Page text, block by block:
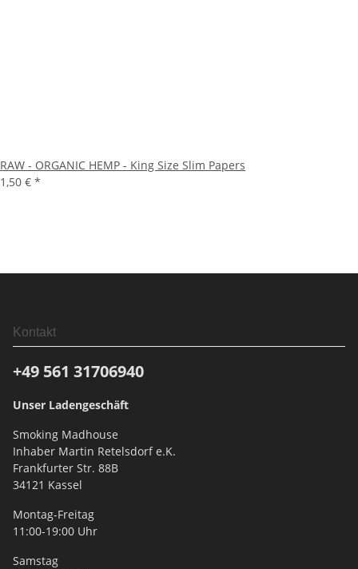
RAW - ORGANIC HEMP - King Size Slim Papers
1,50 € *
Kontakt
+49 561 31706940
Unser Ladengeschäft
Smoking Madhouse
Inhaber Martin Retelsdorf e.K.
Frankfurter Str. 88B
34121 Kassel
Montag-Freitag
11:00-19:00 Uhr
Samstag